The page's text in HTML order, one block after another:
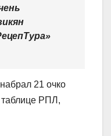
21 очко
таблице РПЛ,